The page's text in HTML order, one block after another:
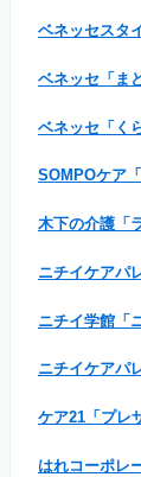
ベネッセスタ
ベネッセ「ま
ベネッセ「く
SOMPOケア
木下の介護「
ニチイケアパ
ニチイ学館「
ニチイケアパ
ケア21「プレ
はれコーポレ